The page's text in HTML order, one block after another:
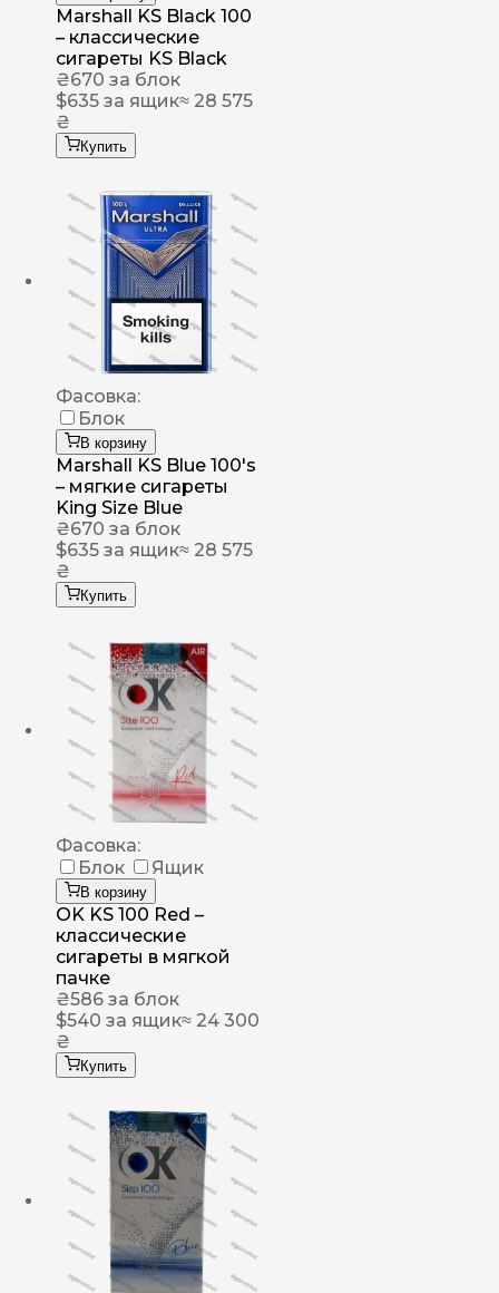
Marshall KS Black 100
– классические
сигареты KS Black
₴670 за блок
$635 за ящик≈ 28 575
₴
Купить
Фасовка:
Блок
В корзину
Marshall KS Blue 100's
– мягкие сигареты
King Size Blue
₴670 за блок
$635 за ящик≈ 28 575
₴
Купить
Фасовка:
Блок
Ящик
В корзину
OK KS 100 Red –
классические
сигареты в мягкой
пачке
₴586 за блок
$540 за ящик≈ 24 300
₴
Купить